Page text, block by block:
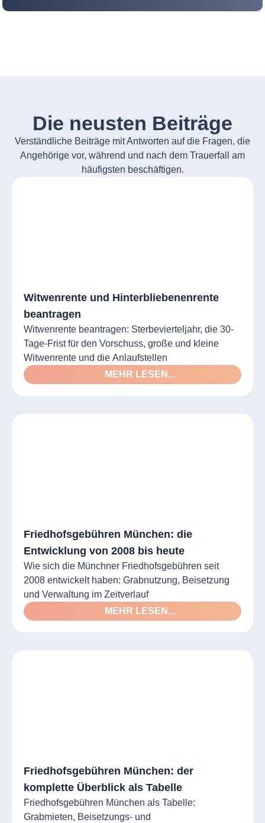
Die neusten Beiträge
Verständliche Beiträge mit Antworten auf die Fragen, die
Angehörige vor, während und nach dem Trauerfall am
häufigsten beschäftigen.
Witwenrente und Hinterbliebenenrente
beantragen
Witwenrente beantragen: Sterbevierteljahr, die 30-
Tage-Frist für den Vorschuss, große und kleine
Witwenrente und die Anlaufstellen
MEHR LESEN...
Friedhofsgebühren München: die
Entwicklung von 2008 bis heute
Wie sich die Münchner Friedhofsgebühren seit
2008 entwickelt haben: Grabnutzung, Beisetzung
und Verwaltung im Zeitverlauf
MEHR LESEN...
Friedhofsgebühren München: der
komplette Überblick als Tabelle
Friedhofsgebühren München als Tabelle:
Grabmieten, Beisetzungs- und